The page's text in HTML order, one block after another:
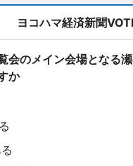
ヨコハマ経済新聞
会のメイン会場となる
か